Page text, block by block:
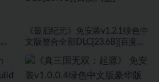
《最后纪元》免安装v1.2.1绿色中
文版整合全部DLC[23.6B][百度网